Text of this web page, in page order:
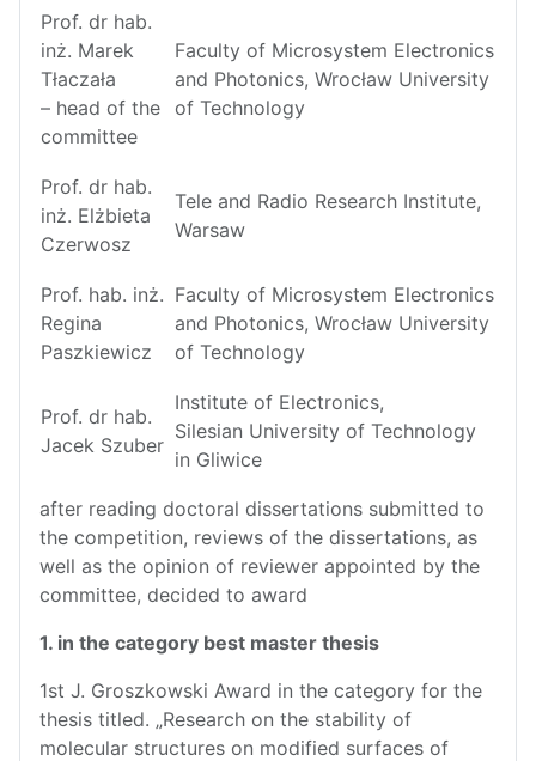
Prof. dr hab.
inż. Marek
Tłaczała
– head of the
committee
Faculty of Microsystem Electronics
and Photonics, Wrocław University
of Technology
Prof. dr hab.
inż. Elżbieta
Czerwosz
Tele and Radio Research Institute,
Warsaw
Prof. hab. inż.
Regina
Paszkiewicz
Faculty of Microsystem Electronics
and Photonics, Wrocław University
of Technology
Prof. dr hab.
Jacek Szuber
Institute of Electronics,
Silesian University of Technology
in Gliwice
after reading doctoral dissertations submitted to
the competition, reviews of the dissertations, as
well as the opinion of reviewer appointed by the
committee, decided to award
1. in the category best master thesis
1st J. Groszkowski Award in the category for the
thesis titled. „Research on the stability of
molecular structures on modified surfaces of